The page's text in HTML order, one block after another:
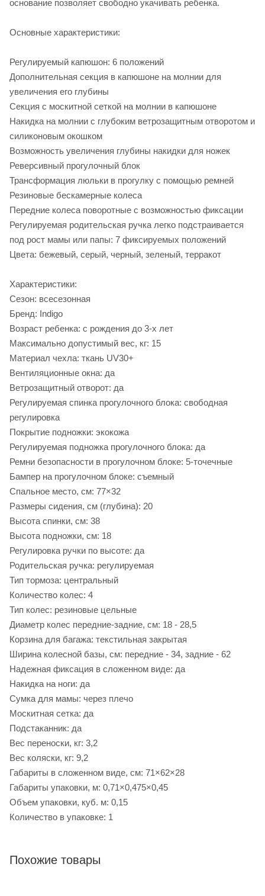
основание позволяет свободно укачивать ребенка.
Основные характеристики:
Регулируемый капюшон: 6 положений
Дополнительная секция в капюшоне на молнии для
увеличения его глубины
Секция с москитной сеткой на молнии в капюшоне
Накидка на молнии с глубоким ветрозащитным отворотом и
силиконовым окошком
Возможность увеличения глубины накидки для ножек
Реверсивный прогулочный блок
Трансформация люльки в прогулку с помощью ремней
Резиновые бескамерные колеса
Передние колеса поворотные с возможностью фиксации
Регулируемая родительская ручка легко подстраивается
под рост мамы или папы: 7 фиксируемых положений
Цвета: бежевый, серый, черный, зеленый, терракот
Характеристики:
Сезон: всесезонная
Бренд: Indigo
Возраст ребенка: с рождения до 3-х лет
Максимально допустимый вес, кг: 15
Материал чехла: ткань UV30+
Вентиляционные окна: да
Ветрозащитный отворот: да
Регулируемая спинка прогулочного блока: свободная
регулировка
Покрытие подножки: экокожа
Регулируемая подножка прогулочного блока: да
Ремни безопасности в прогулочном блоке: 5-точечные
Бампер на прогулочном блоке: съемный
Спальное место, см: 77×32
Размеры сидения, см (глубина): 20
Высота спинки, см: 38
Высота подножки, см: 18
Регулировка ручки по высоте: да
Родительская ручка: регулируемая
Тип тормоза: центральный
Количество колес: 4
Тип колес: резиновые цельные
Диаметр колес передние-задние, см: 18 - 28,5
Корзина для багажа: текстильная закрытая
Ширина колесной базы, см: передние - 34, задние - 62
Надежная фиксация в сложенном виде: да
Накидка на ноги: да
Сумка для мамы: через плечо
Москитная сетка: да
Подстаканник: да
Вес переноски, кг: 3,2
Вес коляски, кг: 9,2
Габариты в сложенном виде, см: 71×62×28
Габариты упаковки, м: 0,71×0,475×0,45
Объем упаковки, куб. м: 0,15
Количество в упаковке: 1
Похожие товары